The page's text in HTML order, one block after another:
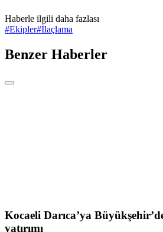
Haberle ilgili daha fazlası
#Ekipler#İlaçlama
Benzer Haberler
Kocaeli Darıca’ya
yatırımı